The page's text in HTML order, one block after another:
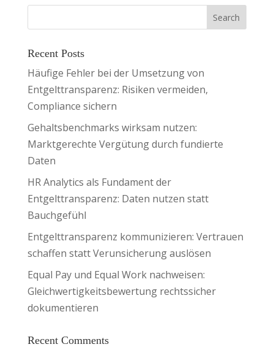
Recent Posts
Häufige Fehler bei der Umsetzung von
Entgelttransparenz: Risiken vermeiden,
Compliance sichern
Gehaltsbenchmarks wirksam nutzen:
Marktgerechte Vergütung durch fundierte
Daten
HR Analytics als Fundament der
Entgelttransparenz: Daten nutzen statt
Bauchgefühl
Entgelttransparenz kommunizieren: Vertrauen
schaffen statt Verunsicherung auslösen
Equal Pay und Equal Work nachweisen:
Gleichwertigkeitsbewertung rechtssicher
dokumentieren
Recent Comments